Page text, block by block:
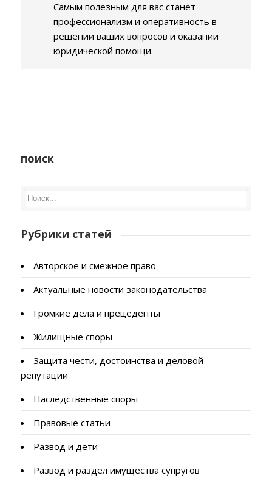
Самым полезным для вас станет
профессионализм и оперативность в
решении ваших вопросов и оказании
юридической помощи.
поиск
Рубрики статей
Авторское и смежное право
Актуальные новости законодательства
Громкие дела и прецеденты
Жилищные споры
Защита чести, достоинства и деловой
репутации
Наследственные споры
Правовые статьи
Развод и дети
Развод и раздел имущества супругов